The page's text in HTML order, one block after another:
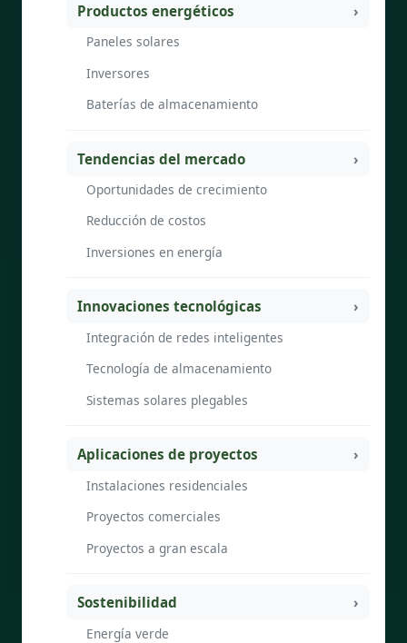
Productos energéticos
Paneles solares
Inversores
Baterías de almacenamiento
Tendencias del mercado
Oportunidades de crecimiento
Reducción de costos
Inversiones en energía
Innovaciones tecnológicas
Integración de redes inteligentes
Tecnología de almacenamiento
Sistemas solares plegables
Aplicaciones de proyectos
Instalaciones residenciales
Proyectos comerciales
Proyectos a gran escala
Sostenibilidad
Energía verde